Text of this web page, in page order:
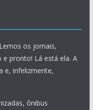
os jornais,
pronto! Lá está ela. A
e, infelizmente,
ônibus